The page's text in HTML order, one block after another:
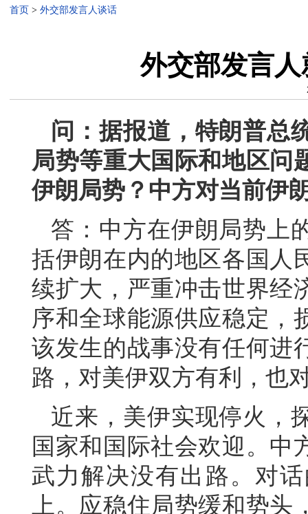
首页 > 外交部发言人谈话
外交部发言
问：据报道，特朗普总
局势等重大国际和地区问
伊朗局势？中方对当前伊
答：中方在伊朗局势上
括伊朗在内的地区各国人
续扩大，严重冲击世界经
序和全球能源供应稳定，
该发生的战事没有任何进
路，对美伊双方有利，也
近来，美伊实现停火，
国家和国际社会欢迎。中
武力解决没有出路。对
上。应稳住局势缓和势